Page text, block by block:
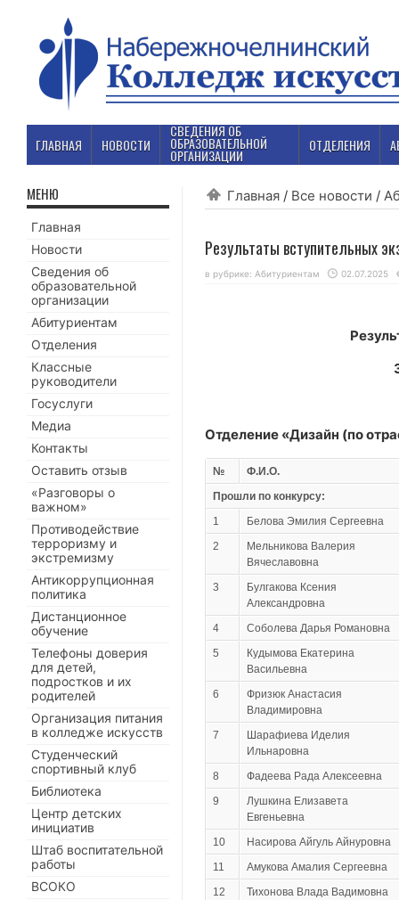
ГЛАВНАЯ НОВОСТИ
СВЕДЕНИЯ ОБ
ОБРАЗОВАТЕЛЬНОЙ
ОРГАНИЗАЦИИ
ОТДЕЛЕНИЯ
Главная / Все новости /
Результаты вступительных
в рубрике: Абитуриентам 02.07.2025
Отделение «Дизайн (по
№
Ф.И.О.
Прошли по конкурсу:
1
Белова Эмилия Сергеевна
2
Мельникова Валерия
Вячеславовна
3
Булгакова Ксения
Александровна
4
Соболева Дарья Романовна
5
Кудымова Екатерина
Васильевна
6
Фризюк Анастасия
Владимировна
7
Шарафиева Иделия
Ильнаровна
8
Фадеева Рада Алексеевна
9
Лушкина Елизавета
Евгеньевна
10
Насирова Айгуль Айнуровна
11
Амукова Амалия Сергеевна
12
Тихонова Влада Вадимовна
МЕНЮ
Главная
Новости
Сведения об
образовательной
организации
Абитуриентам
Отделения
Классные
руководители
Госуслуги
Медиа
Контакты
Оставить отзыв
«Разговоры о
важном»
Противодействие
терроризму и
экстремизму
Антикоррупционная
политика
Дистанционное
обучение
Телефоны доверия
для детей,
подростков и их
родителей
Организация питания
в колледже искусств
Студенческий
спортивный клуб
Библиотека
Центр детских
инициатив
Штаб воспитательной
работы
ВСОКО